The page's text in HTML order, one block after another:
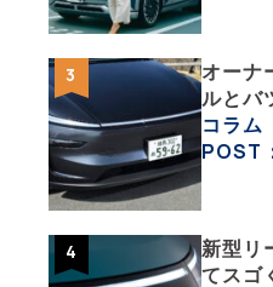
オーナ
ルとバ
旧型モ
みた【
コラム
POST
新型リ
てスゴ